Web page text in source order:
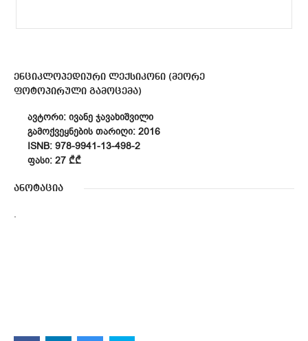
ენციკლოპედიური ლექსიკონი (მეორე
ფოტოპირული გამოცემა)
ᲐᲕᲢᲝᲠᲘ: ᲘᲕᲐᲜᲔ ᲯᲐᲕᲐᲮᲘᲨᲕᲘᲚᲘ
ᲒᲐᲛᲝᲥᲕᲔᲧᲜᲔᲑᲘᲡ ᲗᲐᲠᲘᲦᲘ: 2016
ISNB: 978-9941-13-498-2
ᲤᲐᲡᲘ: 27 ₾₾
ანოტაცია
.